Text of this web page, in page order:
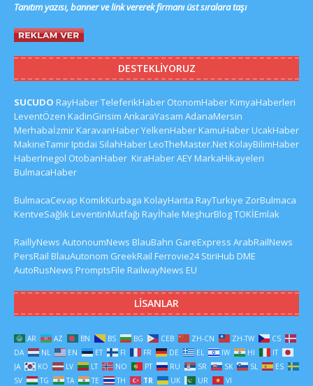
Tanıtım yazısı, banner ve link vererek firmanı üst sıralara taşı
DESTEKLIYORUZ
SUCUDO RayHaberTeleferikHaber OtonomHaberKimyaHaberleri
LeventÖzen KadinGirisim AnkaraYasam AdanaMersin
MerhabaİzmirKaravanHaberYelkenHaberKamuHaberUcakHaber
MakineTamirIptidai SilahHaberLeoTheMaster.NetKolayBilimHaber
HaberInegol OtobanHaber KiraHaberAEYMarkaHikayeleri
BulmacaHaber
BulmacaCevap KomikKurbaga KolayHarita RayTurkiye ZorBulmaca
KentveSağlıkLeventinMutfağı Rayİhale MeşhurBlogTOKİEmlak
RaillyNews AutonoumNews BlauBahn GareExpress ArabRailNews
PersRail BlauAutonom GreekRail Ferrovie24 StiriHub DME
AutoRusNews PromptsFile RailwayNews EU
LISANLAR
AR AZ BN BS BG CEB ZH-CN ZH-TW
CS
DA
NL EN ET FI FR DE EL IW HI
IT
JA
KO LV LT NO PT RU SR SK SL
ES
SV
TG TA TE TH TR UK UR VI